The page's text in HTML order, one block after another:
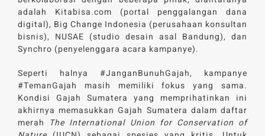
adalah Kitabisa.com (portal penggalangan dana
digital), Big Change Indonesia (perusahaan konsultan
bisnis), NUSAE (studio desain asal Bandung), dan
Synchro (penyelenggara acara kampanye).
Seperti halnya #JanganBunuhGajah, kampanye
#TemanGajah masih memiliki fokus yang sama.
Kondisi Gajah Sumatera yang memprihatinkan ini
akhirnya memasukkan Gajah Sumatera dalam daftar
merah The International Union for Conservation of